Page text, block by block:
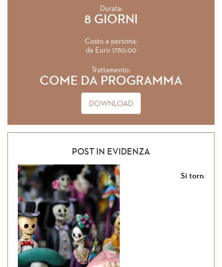
Durata:
8 GIORNI
Costo a persona:
da Euro 1780,00
Trattamento:
COME DA PROGRAMMA
DOWNLOAD
POST IN EVIDENZA